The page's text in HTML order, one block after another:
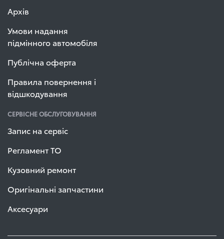
Архів
Умови надання
підмінного автомобіля
Публічна оферта
Правила повернення і
відшкодування
СЕРВІСНЕ ОБСЛУГОВУВАННЯ
Запис на сервіс
Регламент ТО
Кузовний ремонт
Оригінальні запчастини
Аксесуари